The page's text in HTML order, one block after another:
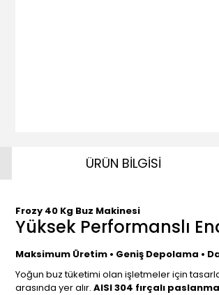
ÜRÜN BİLGİSİ
Frozy 40 Kg Buz Makinesi
Yüksek Performanslı
Maksimum Üretim • Geniş Depolama •
Yoğun buz tüketimi olan işletmeler için
arasında yer alır. AISI 304 fırçalı